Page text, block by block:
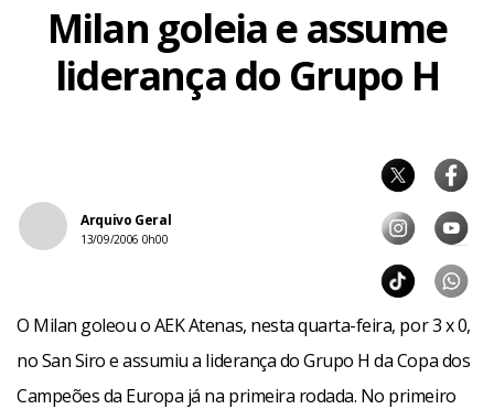
Milan goleia e assume
liderança do Grupo H
Arquivo Geral
13/09/2006 0h00
O Milan goleou o AEK Atenas, nesta quarta-feira, por 3 x 0,
no San Siro e assumiu a liderança do Grupo H da Copa dos
Campeões da Europa já na primeira rodada. No primeiro